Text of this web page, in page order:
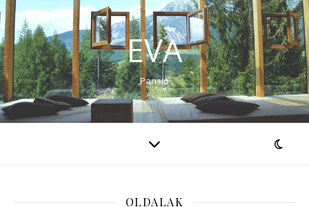
EVA
Pansio
OLDALAK